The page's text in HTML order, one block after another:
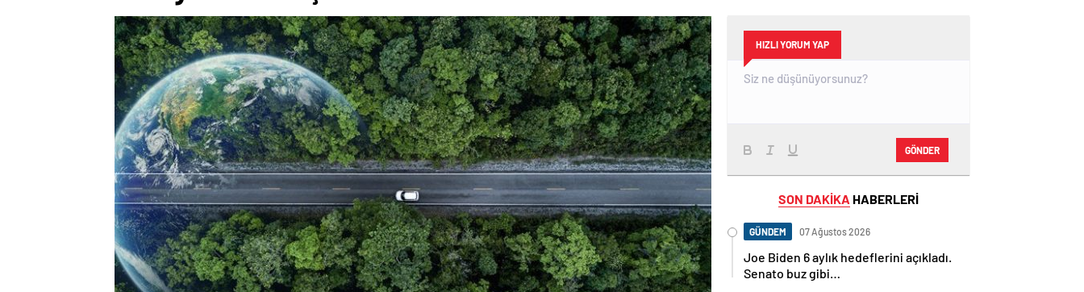
HIZLI YORUM YAP
GÖNDER
SON DAKİKA HABERLERİ
GÜNDEM 07 Ağustos 2026
Joe Biden 6 aylık hedeflerini açıkladı.
Senato buz gibi…